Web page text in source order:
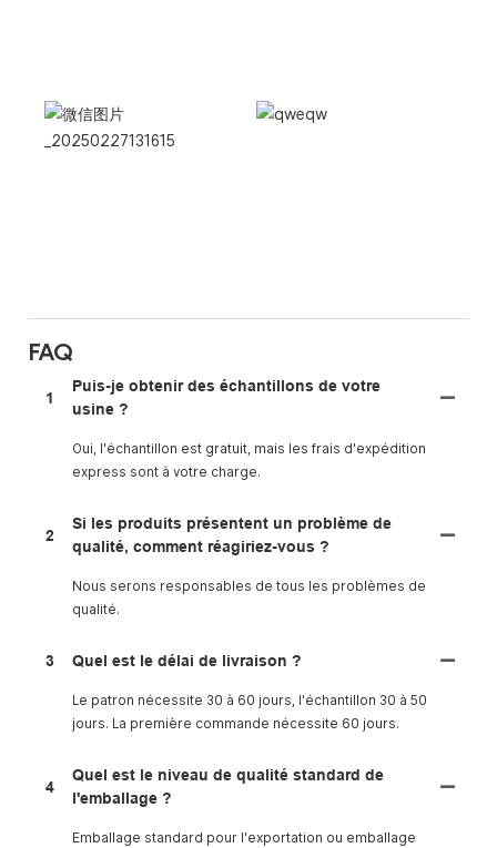
FAQ
1
Puis-je obtenir des échantillons de votre
usine ?
Oui, l'échantillon est gratuit, mais les frais d'expédition
express sont à votre charge.
2
Si les produits présentent un problème de
qualité, comment réagiriez-vous ?
Nous serons responsables de tous les problèmes de
qualité.
3 Quel est le délai de livraison ?
Le patron nécessite 30 à 60 jours, l'échantillon 30 à 50
jours. La première commande nécessite 60 jours.
4
Quel est le niveau de qualité standard de
l'emballage ?
Emballage standard pour l'exportation ou emballage